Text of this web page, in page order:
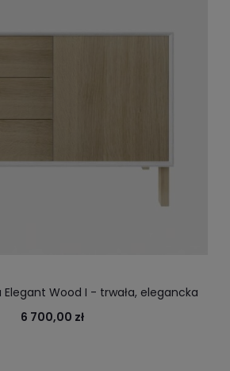
Wood I - trwała, elegancka
komoda do biura, salonu
6 700,00 zł